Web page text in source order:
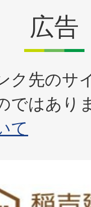
広告
ク先のサ
ではあり
て